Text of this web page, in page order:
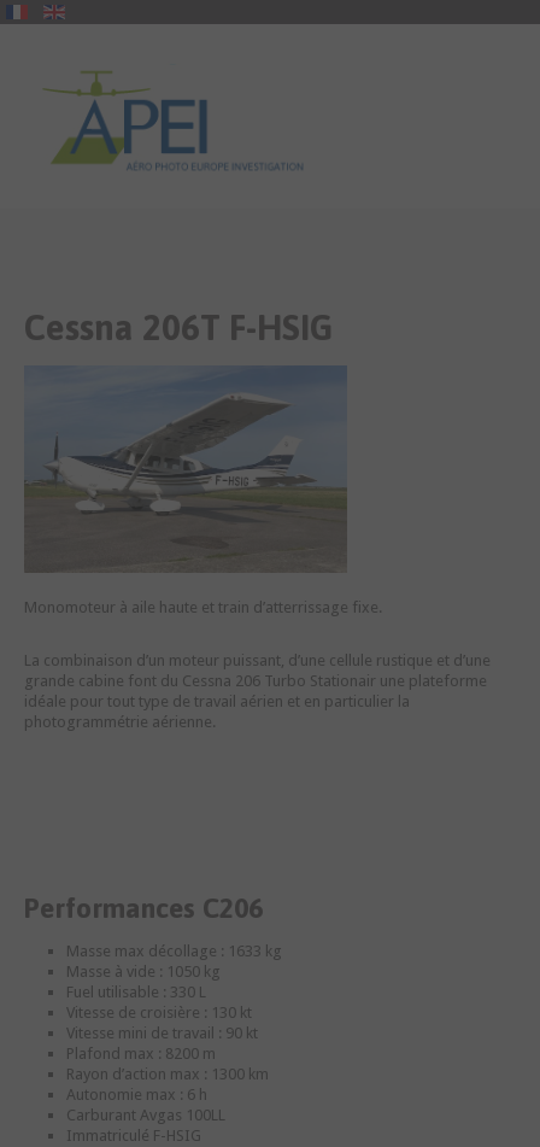
Cessna 206T F-HSIG
Monomoteur à aile haute et train d’atterrissage fixe.
La combinaison d’un moteur puissant, d’une cellule rustique et d’une
grande cabine font du Cessna 206 Turbo Stationair une plateforme
idéale pour tout type de travail aérien et en particulier la
photogrammétrie aérienne.
Performances C206
Masse max décollage : 1633 kg
Masse à vide : 1050 kg
Fuel utilisable : 330 L
Vitesse de croisière : 130 kt
Vitesse mini de travail : 90 kt
Plafond max : 8200 m
Rayon d’action max : 1300 km
Autonomie max : 6 h
Carburant Avgas 100LL
Immatriculé F-HSIG